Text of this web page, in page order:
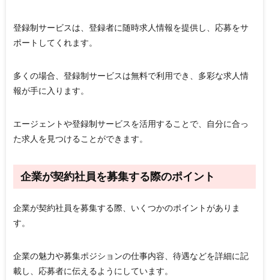
登録制サービスは、登録者に随時求人情報を提供し、応募をサ
ポートしてくれます。
多くの場合、登録制サービスは無料で利用でき、多彩な求人情
報が手に入ります。
エージェントや登録制サービスを活用することで、自分に合っ
た求人を見つけることができます。
企業が契約社員を募集する際のポイント
企業が契約社員を募集する際、いくつかのポイントがありま
す。
企業の魅力や募集ポジションの仕事内容、待遇などを詳細に記
載し、応募者に伝えるようにしています。